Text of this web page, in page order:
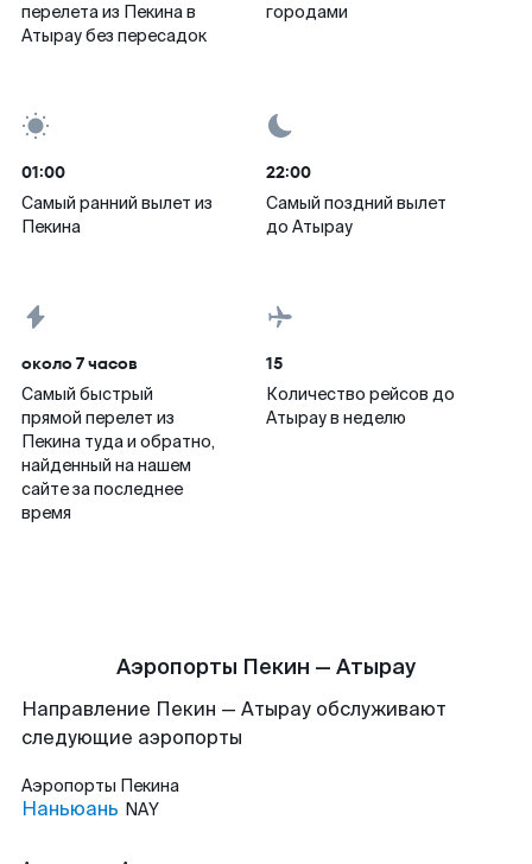
перелета из Пекина в
Атырау без пересадок
городами
01:00
Самый ранний вылет из
Пекина
22:00
Самый поздний вылет
до Атырау
около 7 часов
Самый быстрый
прямой перелет из
Пекина туда и обратно,
найденный на нашем
сайте за последнее
время
15
Количество рейсов до
Атырау в неделю
Аэропорты Пекин — Атырау
Направление Пекин — Атырау обслуживают
следующие аэропорты
Аэропорты Пекина
Наньюань NAY